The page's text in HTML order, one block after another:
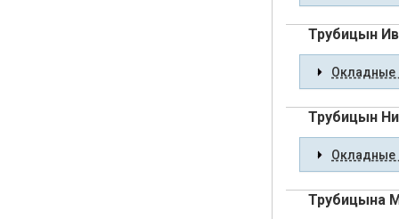
Трубицын
Окладные
Трубицын
Окладные
Трубицына